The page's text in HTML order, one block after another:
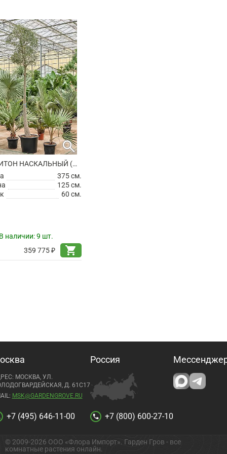
search
БРАХИХИТОН НАСКАЛЬНЫЙ (БУТЫЛОЧНОЕ ДЕРЕВО)
375 см.
125 см.
60 см.
наличии:9 шт.
359 775 ₽
shopping_cart
МОСКВА, УЛ.
Д. 61С17
MSK@GARDENGROVE.RU
+7 (495) 646-11-00
Россия
call +7 (800) 600-27-10
© 2009-2026 ООО «Флора Импорт». Гарден Гров - все
комнатные растения онлайн.